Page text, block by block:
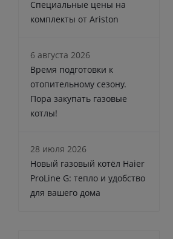
Специальные цены на
комплекты от Ariston
6 августа 2026
Время подготовки к
отопительному сезону.
Пора закупать газовые
котлы!
28 июля 2026
Новый газовый котёл Haier
ProLine G: тепло и удобство
для вашего дома